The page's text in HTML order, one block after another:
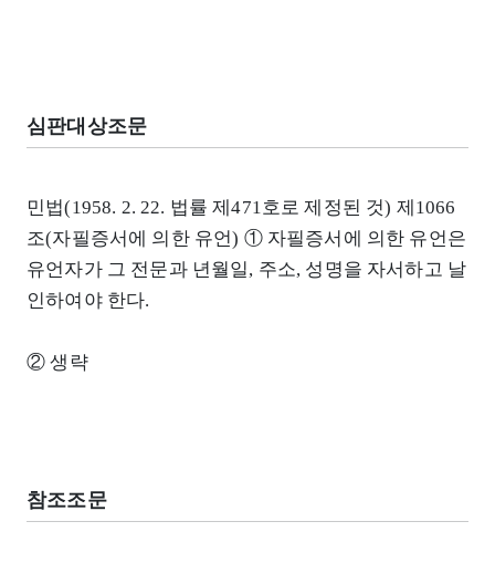
심판대상조문
민법(1958. 2. 22. 법률 제471호로 제정된 것) 제1066
조(자필증서에 의한 유언) ① 자필증서에 의한 유언은
유언자가 그 전문과 년월일, 주소, 성명을 자서하고 날
인하여야 한다.
② 생략
참조조문